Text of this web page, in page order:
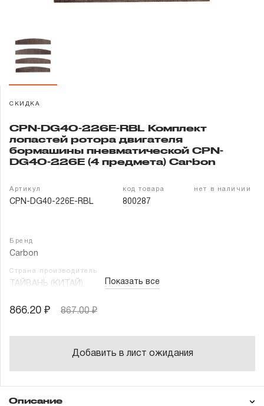
Гарантия и сервис
Доставка и оплата
Партнерам
Контакты
СКИДКА
CPN-DG40-226E-RBL Комплект
лопастей ротора двигателя
бормашины пневматической CPN-
DG40-226E (4 предмета) Carbon
Артикул
CPN-DG40-226E-RBL
код товара
800287
нет в наличии
Бренд
Carbon
Страна производитель
ТАЙВАНЬ (КИТАЙ) Показать все
866.20 ₽ 867.00 ₽
Добавить в лист ожидания
Описание